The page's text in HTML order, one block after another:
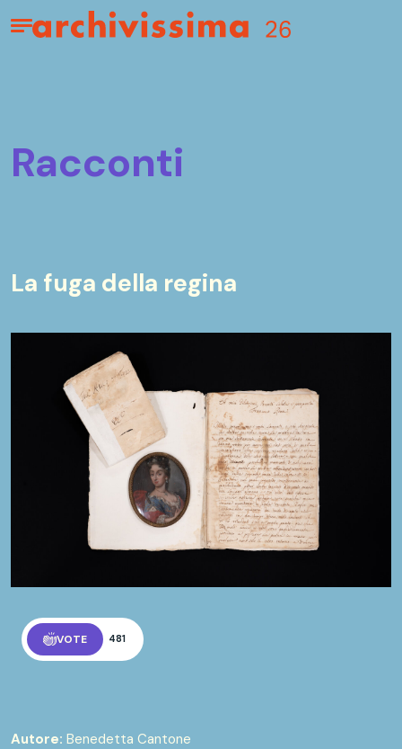
Home page
Apri il menu
racconti
La fuga della regina
VOTE 481
Autore: Benedetta Cantone